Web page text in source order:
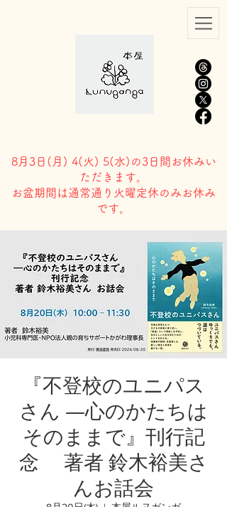
8月3日( 月) 4(火) 5(水)の3日間お休みい
ただきます。
​お盆期間は通常通り火曜定休のみお休み
です。
『不登校のユニパス
さん ―心のかたちは
そのままで』刊行記
念 著者 鈴木裕美さ
んお話会